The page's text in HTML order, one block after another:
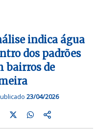
indica água
dos padrões
bairros de
23/04/2026